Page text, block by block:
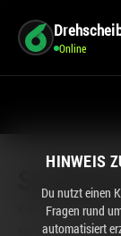
Online
HINWEIS
Du nutzt einen
Fragen rund
automatisiert
Brauchst du noch
eine Packung